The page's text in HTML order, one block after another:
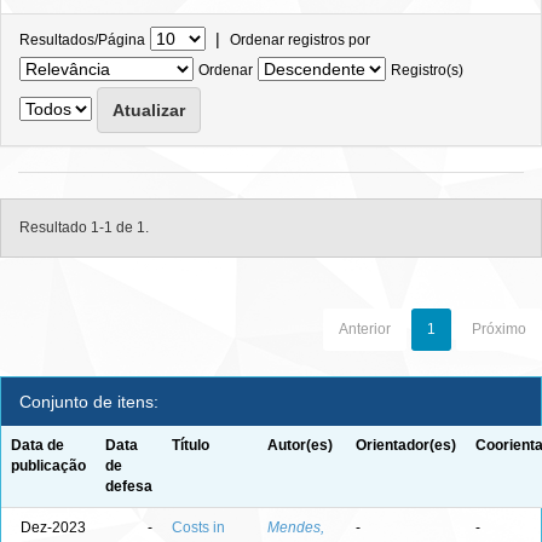
Resultados/Página | Ordenar registros por
Ordenar
Registro(s)
Resultado 1-1 de 1.
Anterior 1 Próximo
Conjunto de itens:
Data de
publicação
Data
de
defesa
Título Autor(es) Orientador(es)
Dez-2023 -
Costs in
Mendes,
- -